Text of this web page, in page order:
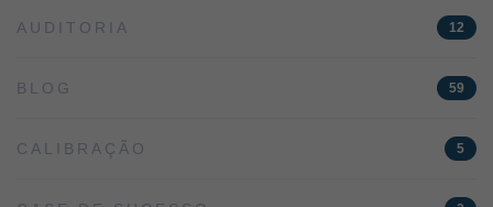
AUDITORIA 12
BLOG 59
CALIBRAÇÃO 5